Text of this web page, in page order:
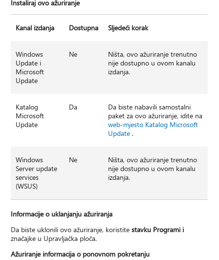
Instaliraj ovo ažuriranje
Kanal izdanja Dostupna Sljedeći korak
Windows
Update i
Microsoft
Update
Ne
Ništa, ovo ažuriranje trenutno
nije dostupno u ovom kanalu
izdanja.
Katalog
Microsoft
Update
Da
Da biste nabavili samostalni
paket za ovo ažuriranje, idite na
web-mjesto Katalog Microsoft
Update .
Windows
Server update
services
(WSUS)
Ne
Ništa, ovo ažuriranje trenutno
nije dostupno u ovom kanalu
izdanja.
Informacije o uklanjanju ažuriranja
Da biste uklonili ovo ažuriranje, koristitestavku Programi i
značajke u Upravljačka ploča.
Ažuriranje informacija o ponovnom pokretanju